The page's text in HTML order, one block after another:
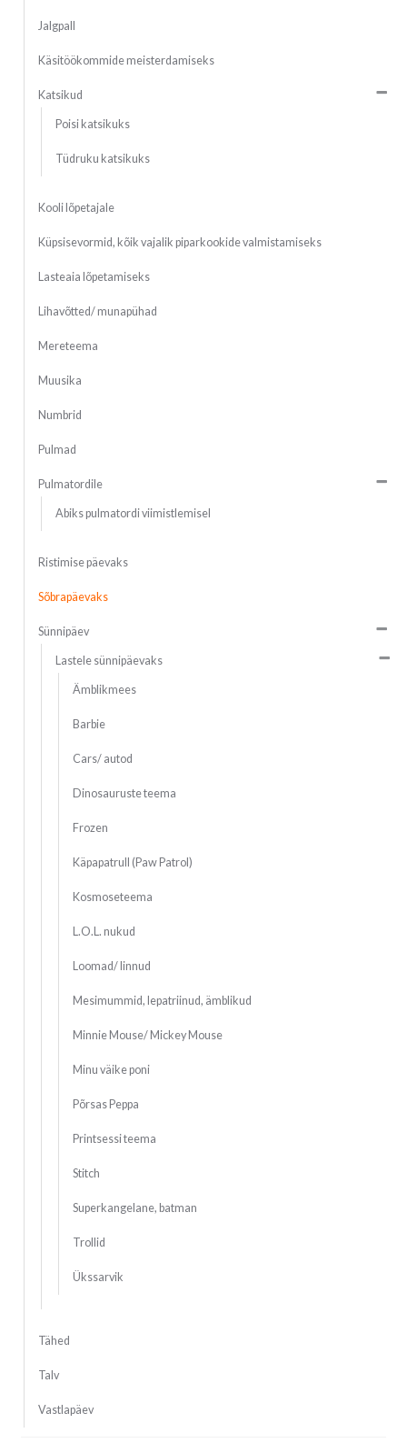
Jalgpall
Käsitöökommide meisterdamiseks
Katsikud
Poisi katsikuks
Tüdruku katsikuks
Kooli lõpetajale
Küpsisevormid, kõik vajalik piparkookide valmistamiseks
Lasteaia lõpetamiseks
Lihavõtted/ munapühad
Mereteema
Muusika
Numbrid
Pulmad
Pulmatordile
Abiks pulmatordi viimistlemisel
Ristimise päevaks
Sõbrapäevaks
Sünnipäev
Lastele sünnipäevaks
Ämblikmees
Barbie
Cars/ autod
Dinosauruste teema
Frozen
Käpapatrull (Paw Patrol)
Kosmoseteema
L.O.L. nukud
Loomad/ linnud
Mesimummid, lepatriinud, ämblikud
Minnie Mouse/ Mickey Mouse
Minu väike poni
Põrsas Peppa
Printsessi teema
Stitch
Superkangelane, batman
Trollid
Ükssarvik
Tähed
Talv
Vastlapäev